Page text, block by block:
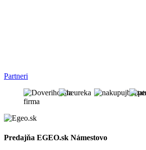
Partneri
Predajňa EGEO.sk Námestovo